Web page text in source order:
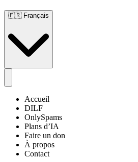
🇫🇷 Français
Accueil
DILF
OnlySpams
Plans d’IA
Faire un don
À propos
Contact